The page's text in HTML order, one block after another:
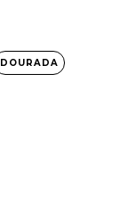
DOURADA